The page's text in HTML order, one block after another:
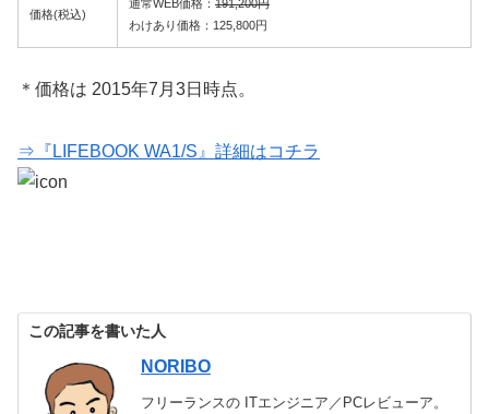
価格(税込)
通常WEB価格： 191,200円
わけあり価格：125,800円
＊価格は 2015年7月3日時点。
⇒『LIFEBOOK WA1/S』詳細はコチラ
この記事を書いた人
NORIBO
フリーランスの ITエンジニア／PCレビューア。